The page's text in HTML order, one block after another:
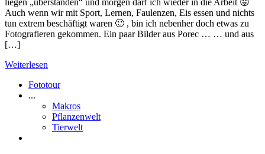
Auch wenn wir mit Sport, Lernen, Faulenzen, Eis essen und nichts
tun extrem beschäftigt waren 🙂 , bin ich nebenher doch etwas zu
Fotografieren gekommen. Ein paar Bilder aus Porec … … und aus
[…]
Weiterlesen
Fototour
...
Makros
Pflanzenwelt
Tierwelt